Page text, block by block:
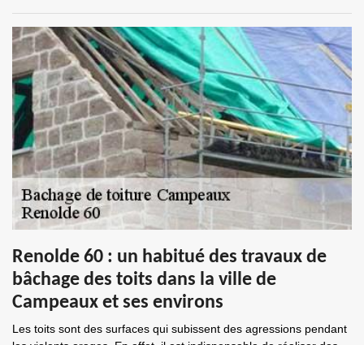
Renolde 60 : un habitué des travaux de
bâchage des toits dans la ville de
Campeaux et ses environs
Les toits sont des surfaces qui subissent des agressions pendant